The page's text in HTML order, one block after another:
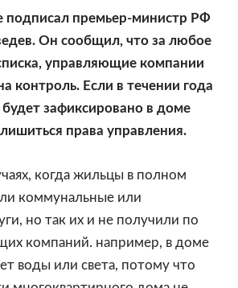
подписал премьер-министр РФ
Он сообщил, что за любое
управляющие компании
контроль. Если в течении года
зафиксировано в доме
права управления.
когда жильцы в полном
коммунальные или
но так их и не получили по
компаний. например, в доме
воды или света, потому что